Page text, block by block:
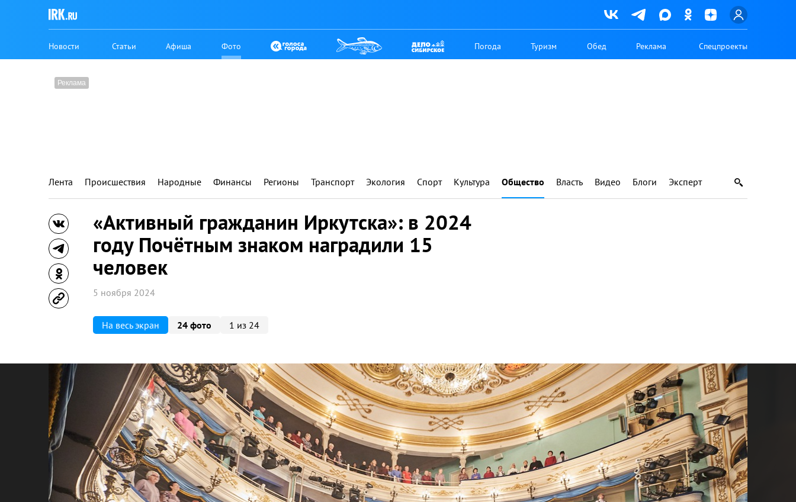
Новости Статьи Афиша Фото Погода Туризм Обед Реклама Спецпроекты
Лента Происшествия Народные Финансы Регионы Транспорт Экология Спорт Культура Общество Власть Видео Блоги Эксперт
«Активный гражданин Иркутска»: в 2024
году Почётным знаком наградили 15
человек
5 ноября 2024
На весь экран 24 фото 1 из 24